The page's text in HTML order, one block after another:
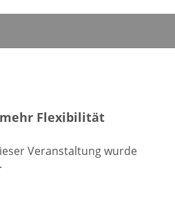
Flexibilität
Veranstaltung wurde